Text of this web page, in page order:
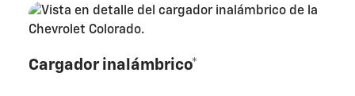
Cargador inalámbrico*